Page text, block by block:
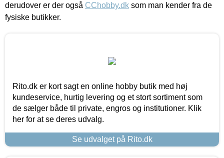
derudover er der også CChobby.dk som man kender fra de
fysiske butikker.
Rito.dk er kort sagt en online hobby butik med høj
kundeservice, hurtig levering og et stort sortiment som
de sælger både til private, engros og institutioner. Klik
her for at se deres udvalg.
Se udvalget på Rito.dk